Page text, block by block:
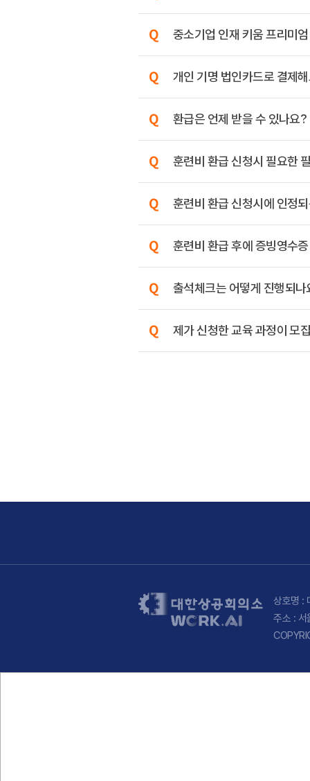
중소기업 인재 키움 프리미
개인 기명 법인카드로 결제
환급은 언제 받을 수 있나요?
훈련비 환급 신청시 필요한
훈련비 환급 신청시에 인정
훈련비 환급 후에 증빙영수
출석체크는 어떻게 진행되나
제가 신청한 교육 과정이 모
상호명 :
주소 :